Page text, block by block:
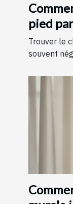
pied
de
Trouver le
souvent